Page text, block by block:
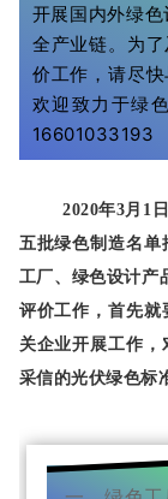
开展国内外绿
全产业链。为
价工作，请尽
欢迎致力于绿
16601033193
2020年3月1
五批绿色制造名
工厂、绿色设计产
评价工作，首先就
关企业开展工作，
采信的光伏绿色标